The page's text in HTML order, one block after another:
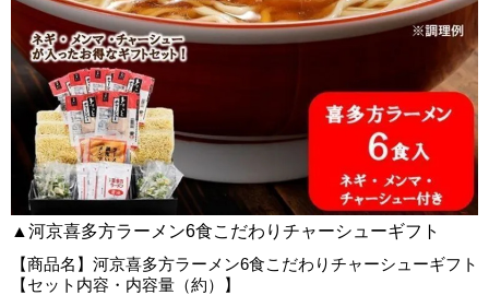
▲河京喜多方ラーメン6食こだわりチャーシューギフト
【商品名】河京喜多方ラーメン6食こだわりチャーシューギフト
【セット内容・内容量（約）】